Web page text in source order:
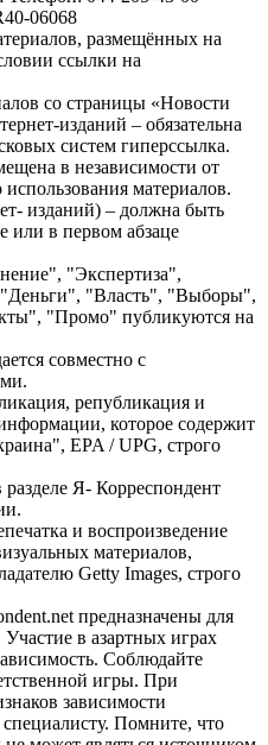
06068
размещённых на
ссылки на
со страницы «Новости
изданий – обязательна
систем гиперссылка.
в независимости от
материалов.
изданий) – должна быть
или в первом абзаце
"Экспертиза",
"Власть", "Выборы",
"Промо" публикуются на
совместно с
републикация и
которое содержит
EPA / UPG, строго
Я- Корреспондент
и воспроизведение
материалов,
Getty Images, строго
предназначены для
в азартных играх
Соблюдайте
игры. При
зависимости
Помните, что